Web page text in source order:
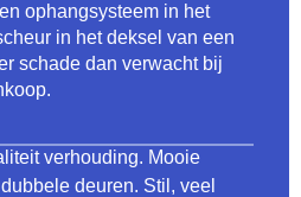
ophangsysteem in het
in het deksel van een
schade dan verwacht bij
verhouding. Mooie
deuren. Stil, veel